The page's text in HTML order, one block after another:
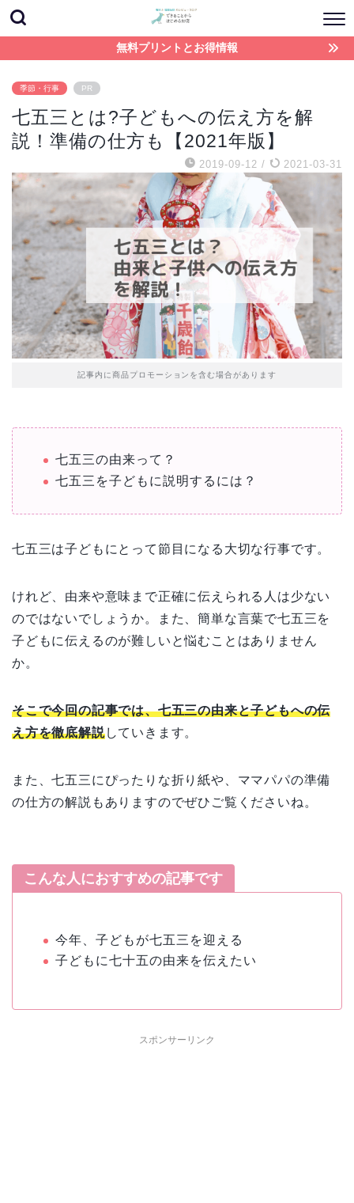
無料プリントとお得情報
季節・行事 PR
七五三とは?子どもへの伝え方を解
説！準備の仕方も【2021年版】
2019-09-12 / 2021-03-31
記事内に商品プロモーションを含む場合があります
七五三の由来って？
七五三を子どもに説明するには？
七五三は子どもにとって節目になる大切な行事です。
けれど、由来や意味まで正確に伝えられる人は少ない
のではないでしょうか。また、簡単な言葉で七五三を
子どもに伝えるのが難しいと悩むことはありません
か。
そこで今回の記事では、七五三の由来と子どもへの伝
え方を徹底解説していきます。
また、七五三にぴったりな折り紙や、ママパパの準備
の仕方の解説もありますのでぜひご覧くださいね。
こんな人におすすめの記事です
今年、子どもが七五三を迎える
子どもに七十五の由来を伝えたい
スポンサーリンク